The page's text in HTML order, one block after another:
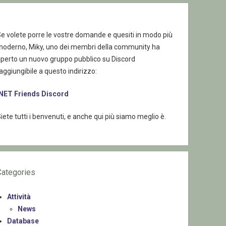
volete porre le vostre domande e quesiti in modo più
Miky, uno dei membri della community ha
un nuovo gruppo pubblico su Discord
a questo indirizzo:
Friends Discord
tutti i benvenuti, e anche qui più siamo meglio è.
Attività
News
Database